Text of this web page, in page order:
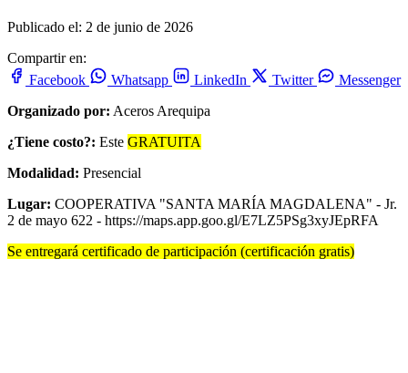
Publicado el: 2 de junio de 2026
Compartir en:
Facebook
Whatsapp LinkedIn Twitter
Messenger
Organizado por: Aceros Arequipa
¿Tiene costo?: Este GRATUITA
Modalidad: Presencial
Lugar: COOPERATIVA "SANTA MARÍA MAGDALENA" - Jr.
2 de mayo 622 - https://maps.app.goo.gl/E7LZ5PSg3xyJEpRFA
Se entregará certificado de participación (certificación gratis)